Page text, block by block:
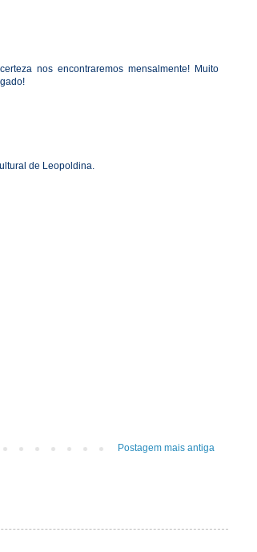
nos encontraremos mensalmente! Muito
de Leopoldina.
Postagem mais antiga